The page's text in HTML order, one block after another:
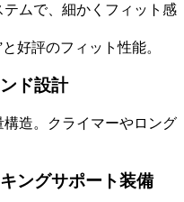
ムで、細かくフィット感
好評のフィット性能。
ド設計
造。クライマーやロング
ングサポート装備